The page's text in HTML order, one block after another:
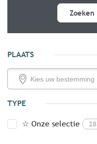
Zoeken
PLAATS
TYPE
☆ Onze selectie 28